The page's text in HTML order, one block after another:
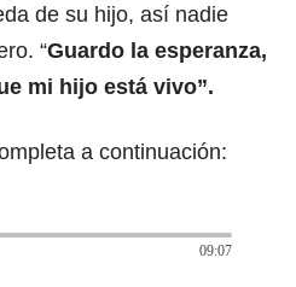
de su hijo, así nadie
“Guardo la esperanza,
mi hijo está vivo”.
a continuación:
09:07